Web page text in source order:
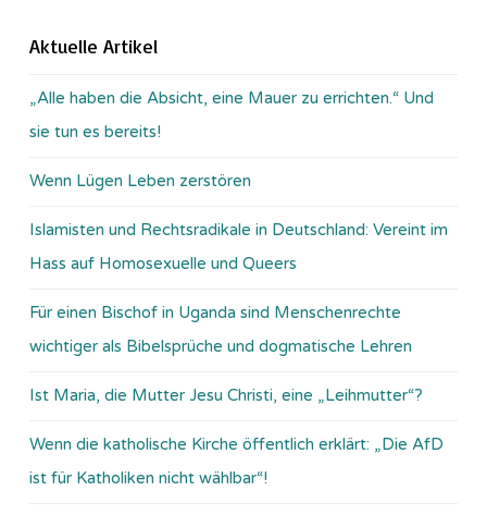
Aktuelle Artikel
„Alle haben die Absicht, eine Mauer zu errichten.“ Und
sie tun es bereits!
Wenn Lügen Leben zerstören
Islamisten und Rechtsradikale in Deutschland: Vereint im
Hass auf Homosexuelle und Queers
Für einen Bischof in Uganda sind Menschenrechte
wichtiger als Bibelsprüche und dogmatische Lehren
Ist Maria, die Mutter Jesu Christi, eine „Leihmutter“?
Wenn die katholische Kirche öffentlich erklärt: „Die AfD
ist für Katholiken nicht wählbar“!